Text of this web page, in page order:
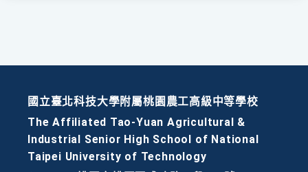
國立臺北科技大學附屬桃園農工高級中等學校
The Affiliated Tao-Yuan Agricultural &
Industrial Senior High School of National
Taipei University of Technology